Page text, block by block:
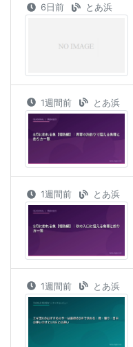
6日前 とあ浜
1週間前 とあ浜
1週間前 とあ浜
1週間前 とあ浜